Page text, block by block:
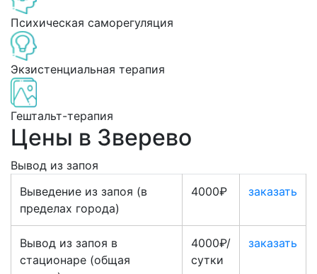
Психическая саморегуляция
Экзистенциальная терапия
Гештальт-терапия
Цены в Зверево
Вывод из запоя
Выведение из запоя (в
пределах города)
4000₽ заказать
Вывод из запоя в
стационаре (общая
4000₽/
сутки
заказать